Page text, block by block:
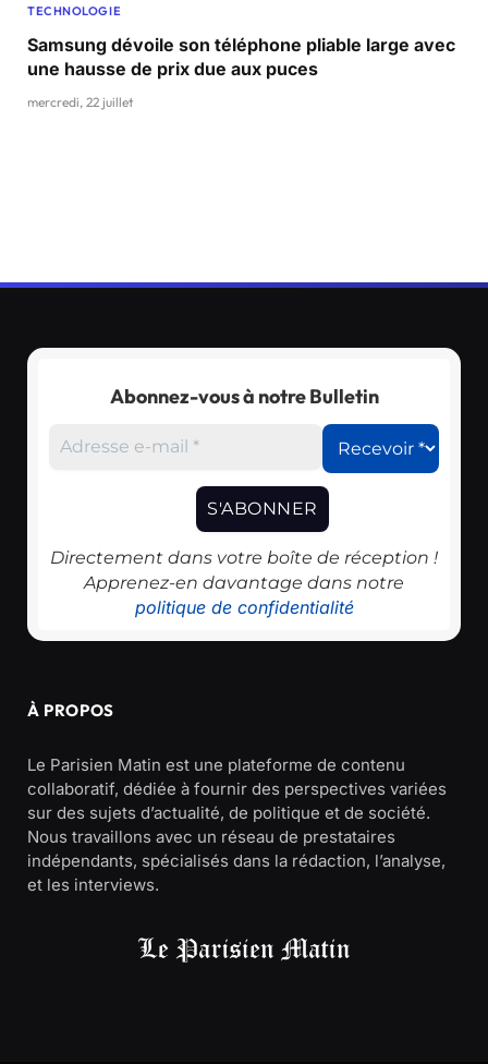
TECHNOLOGIE
Samsung dévoile son téléphone pliable large avec
une hausse de prix due aux puces
mercredi, 22 juillet
Abonnez-vous à notre Bulletin
Directement dans votre boîte de réception !
Apprenez-en davantage dans notre
politique de confidentialité
À PROPOS
Le Parisien Matin est une plateforme de contenu
collaboratif, dédiée à fournir des perspectives variées
sur des sujets d’actualité, de politique et de société.
Nous travaillons avec un réseau de prestataires
indépendants, spécialisés dans la rédaction, l’analyse,
et les interviews.